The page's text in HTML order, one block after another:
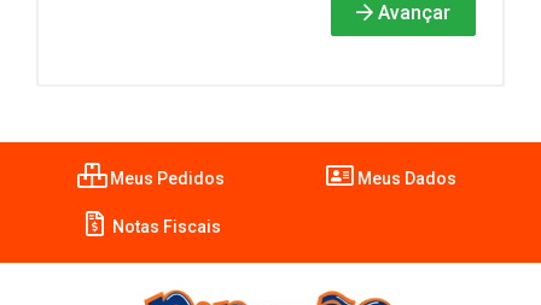
Avançar
Meus Pedidos Meus Dados
Notas Fiscais